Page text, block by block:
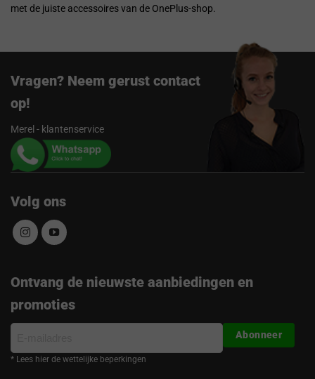
met de juiste accessoires van de OnePlus-shop.
Vragen? Neem gerust contact
op!
Merel - klantenservice
Volg ons
Ontvang de nieuwste aanbiedingen en
promoties
mailadres
* Lees hier de wettelijke beperkingen
Abonneer